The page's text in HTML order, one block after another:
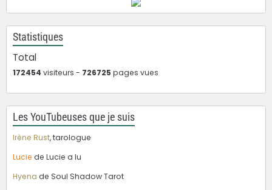
Statistiques
Total
172454 visiteurs - 726725 pages vues
Les YouTubeuses que je suis
Irène Rust, tarologue
Lucie de Lucie a lu
Hyena de Soul Shadow Tarot